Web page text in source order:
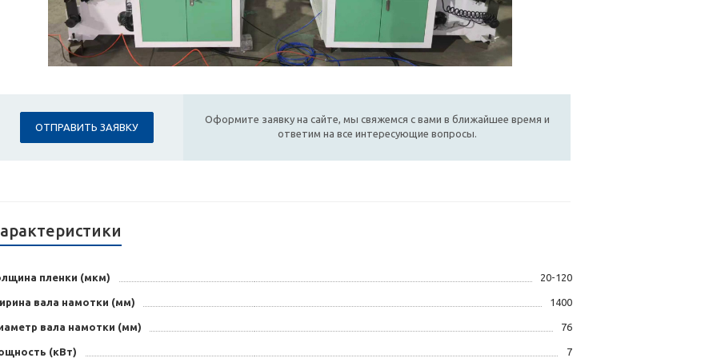
ОТПРАВИТЬ ЗАЯВКУ
Оформите заявку на сайте, мы свяжемся с вами в ближайшее время и
ответим на все интересующие вопросы.
пленки (мкм) 20-120
вала намотки (мм) 1400
вала намотки (мм) 76
(кВт) 7